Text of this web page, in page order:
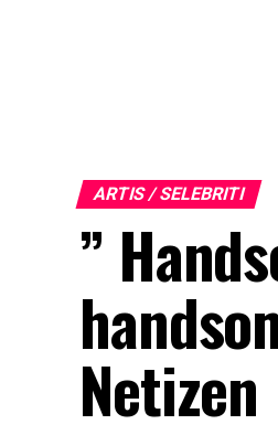
ARTIS / SELEBRITI
”
Netizen